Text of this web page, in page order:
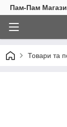
Пам-Пам
Товари та